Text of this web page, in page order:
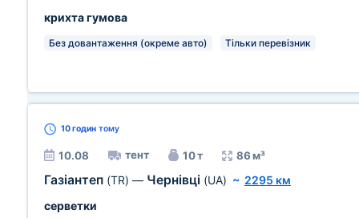
крихта гумова
Без довантаження (окреме авто) Тільки перевізник
10 годин тому
10.08 тент 10 т 86 м³
Газіантеп (TR) — Чернівці (UA) ~ 2295 км
серветки